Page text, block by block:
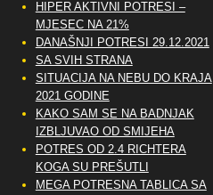
HIPER AKTIVNI POTRESI –
MJESEC NA 21%
DANAŠNJI POTRESI 29.12.2021
SA SVIH STRANA
SITUACIJA NA NEBU DO KRAJA
2021 GODINE
KAKO SAM SE NA BADNJAK
IZBLJUVAO OD SMIJEHA
POTRES OD 2.4 RICHTERA
KOGA SU PREŠUTLI
MEGA POTRESNA TABLICA SA